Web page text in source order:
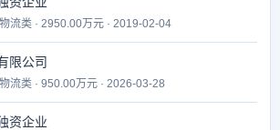
流类 · 2950.00万元 · 2019-02-04
限公司
流类 · 950.00万元 · 2026-03-28
资企业